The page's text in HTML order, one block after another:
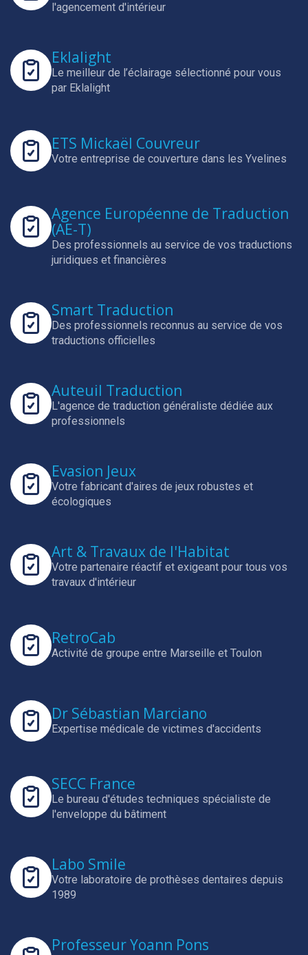
l'agencement d'intérieur
Eklalight
Le meilleur de l’éclairage sélectionné pour vous
par Eklalight
ETS Mickaël Couvreur
Votre entreprise de couverture dans les Yvelines
Agence Européenne de Traduction
(AE-T)
Des professionnels au service de vos traductions
juridiques et financières
Smart Traduction
Des professionnels reconnus au service de vos
traductions officielles
Auteuil Traduction
L'agence de traduction généraliste dédiée aux
professionnels
Evasion Jeux
Votre fabricant d'aires de jeux robustes et
écologiques
Art & Travaux de l'Habitat
Votre partenaire réactif et exigeant pour tous vos
travaux d'intérieur
RetroCab
Activité de groupe entre Marseille et Toulon
Dr Sébastian Marciano
Expertise médicale de victimes d'accidents
SECC France
Le bureau d'études techniques spécialiste de
l'enveloppe du bâtiment
Labo Smile
Votre laboratoire de prothèses dentaires depuis
1989
Professeur Yoann Pons